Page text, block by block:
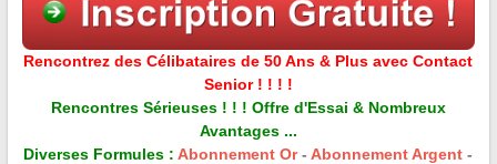
Rencontrez des Célibataires de 50 Ans & Plus avec Contact
Senior ! ! ! !
Rencontres Sérieuses ! ! ! Offre d'Essai & Nombreux
Avantages ...
Diverses Formules : Abonnement Or-Abonnement Argent -